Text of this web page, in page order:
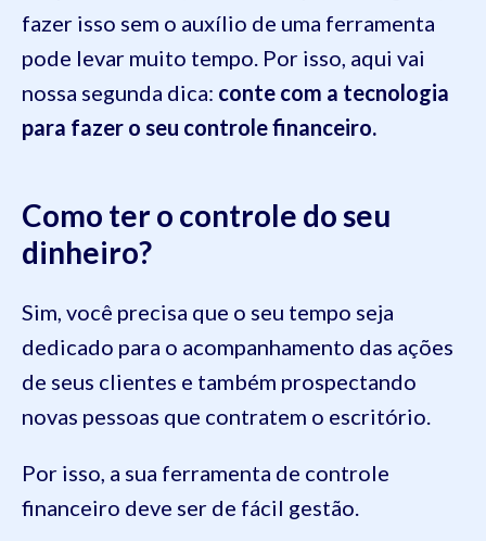
fazer isso sem o auxílio de uma ferramenta
pode levar muito tempo. Por isso, aqui vai
nossa segunda dica: conte com a tecnologia
para fazer o seu controle financeiro.
Como ter o controle do seu
dinheiro?
Sim, você precisa que o seu tempo seja
dedicado para o acompanhamento das ações
de seus clientes e também prospectando
novas pessoas que contratem o escritório.
Por isso, a sua ferramenta de controle
financeiro deve ser de fácil gestão.